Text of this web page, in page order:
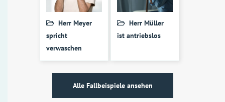
Herr Meyer
spricht
verwaschen
Herr Müller
ist antriebslos
Alle Fallbeispiele ansehen